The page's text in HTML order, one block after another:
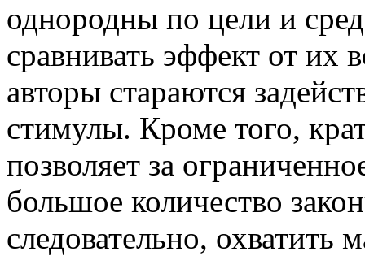
однородны по цели и
сравнивать эффект от их
авторы стараются
стимулы. Кроме того,
позволяет за
большое количество
следовательно,